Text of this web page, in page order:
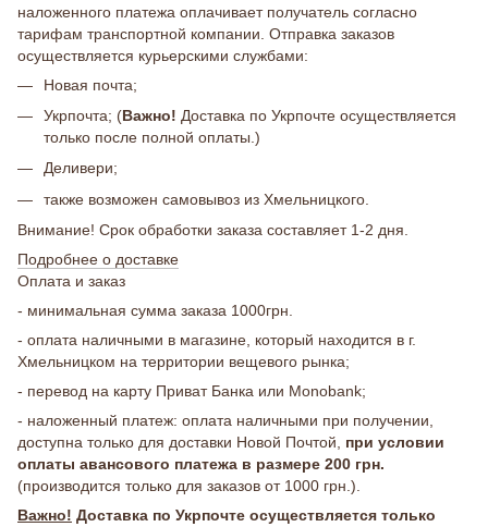
наложенного платежа оплачивает получатель согласно
тарифам транспортной компании. Отправка заказов
осуществляется курьерскими службами:
Новая почта;
Укрпочта; (Важно! Доставка по Укрпочте осуществляется
только после полной оплаты.)
Деливери;
также возможен самовывоз из Хмельницкого.
Внимание! Срок обработки заказа составляет 1-2 дня.
Подробнее о доставке
Оплата и заказ
- минимальная сумма заказа 1000грн.
- оплата наличными в магазине, который находится в г.
Хмельницком на территории вещевого рынка;
- перевод на карту Приват Банка или Monobank;
- наложенный платеж: оплата наличными при получении,
доступна только для доставки Новой Почтой, при условии
оплаты авансового платежа в размере 200 грн.
(производится только для заказов от 1000 грн.).
Важно! Доставка по Укрпочте осуществляется только